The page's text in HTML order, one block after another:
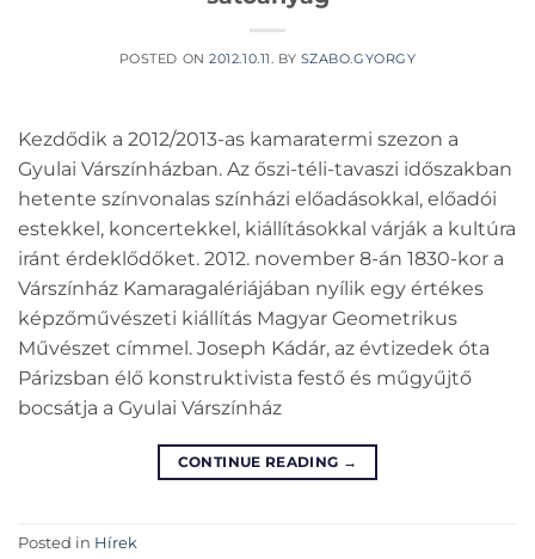
POSTED ON2012.10.11. BY SZABO.GYORGY
Kezdődik a 2012/2013-as kamaratermi szezon a
Gyulai Várszínházban. Az őszi-téli-tavaszi időszakban
hetente színvonalas színházi előadásokkal, előadói
estekkel, koncertekkel, kiállításokkal várják a kultúra
iránt érdeklődőket. 2012. november 8-án 1830-kor a
Várszínház Kamaragalériájában nyílik egy értékes
képzőművészeti kiállítás Magyar Geometrikus
Művészet címmel. Joseph Kádár, az évtizedek óta
Párizsban élő konstruktivista festő és műgyűjtő
bocsátja a Gyulai Várszínház
CONTINUE READING →
Posted in Hírek